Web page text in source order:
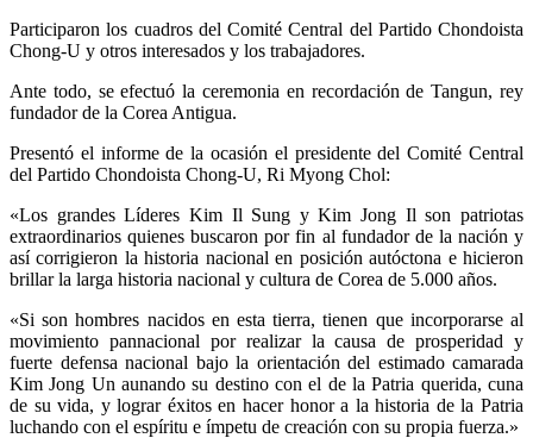
Participaron los cuadros del Comité Central del Partido Chondoista
Chong-U y otros interesados y los trabajadores.
Ante todo, se efectuó la ceremonia en recordación de Tangun, rey
fundador de la Corea Antigua.
Presentó el informe de la ocasión el presidente del Comité Central
del Partido Chondoista Chong-U, Ri Myong Chol:
«Los grandes Líderes Kim Il Sung y Kim Jong Il son patriotas
extraordinarios quienes buscaron por fin al fundador de la nación y
así corrigieron la historia nacional en posición autóctona e hicieron
brillar la larga historia nacional y cultura de Corea de 5.000 años.
«Si son hombres nacidos en esta tierra, tienen que incorporarse al
movimiento pannacional por realizar la causa de prosperidad y
fuerte defensa nacional bajo la orientación del estimado camarada
Kim Jong Un aunando su destino con el de la Patria querida, cuna
de su vida, y lograr éxitos en hacer honor a la historia de la Patria
luchando con el espíritu e ímpetu de creación con su propia fuerza.»